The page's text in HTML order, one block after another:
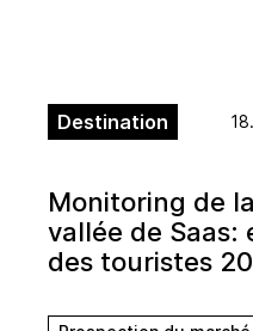
Destination
Monitoring de
vallée de Saas:
des touristes